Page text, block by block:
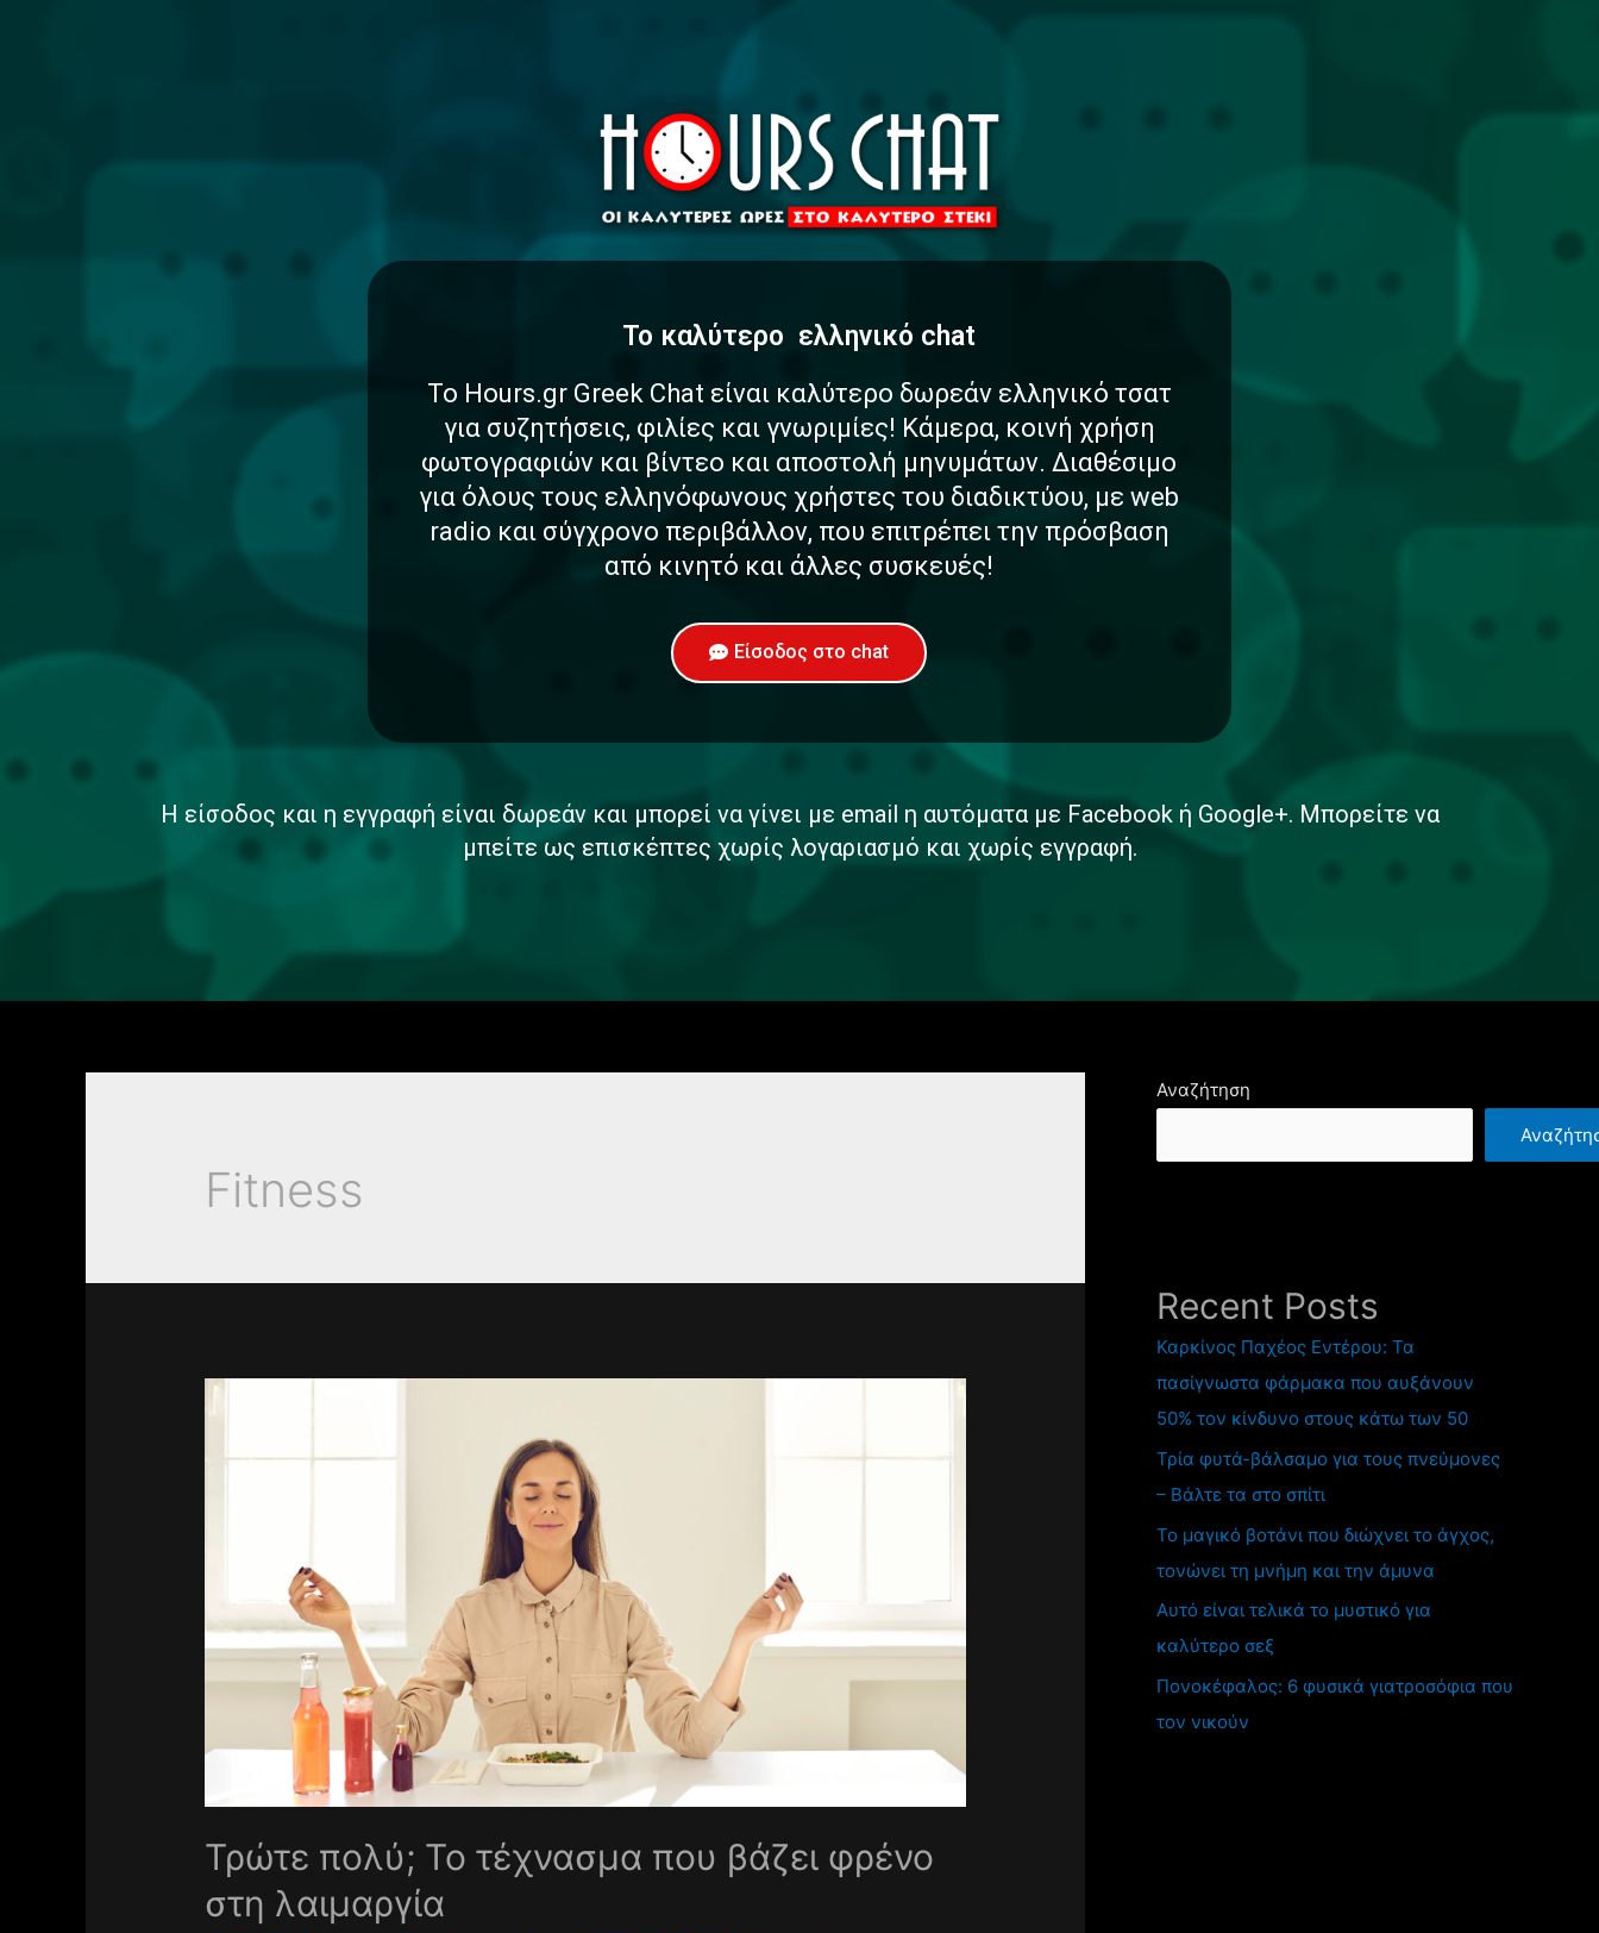
To καλύτερο ασ φα ελληνικό chat
Το Hours.gr Greek Chat είναι καλύτερο δωρεάν ελληνικό τσατ
για συζητήσεις, φιλίες και γνωριμίες! Κάμερα, κοινή χρήση
φωτογραφιών και βίντεο και αποστολή μηνυμάτων. Διαθέσιμο
για όλους τους ελληνόφωνους χρήστες του διαδικτύου, με web
radio και σύγχρονο περιβάλλον, που επιτρέπει την πρόσβαση
από κινητό και άλλες συσκευές!
Είσοδος στο chat
Η είσοδος και η εγγραφή είναι δωρεάν και μπορεί να γίνει με email η αυτόματα με Facebook ή Google+. Μπορείτε να
μπείτε ως επισκέπτες χωρίς λογαριασμό και χωρίς εγγραφή.
Fitness
Τρώτε πολύ; Το τέχνασμα που βάζει φρένο
στη λαιμαργία
Αναζήτηση
Recent Posts
Καρκίνος Παχέος Εντέρου: Τα
πασίγνωστα φάρμακα που αυξάνουν
50% τον κίνδυνο στους κάτω των 50
Τρία φυτά-βάλσαμο για τους πνεύμονες
– Βάλτε τα στο σπίτι
Το μαγικό βοτάνι που διώχνει το άγχος,
τονώνει τη μνήμη και την άμυνα
Αυτό είναι τελικά το μυστικό για
καλύτερο σεξ
Πονοκέφαλος: 6 φυσικά γιατροσόφια που
τον νικούν